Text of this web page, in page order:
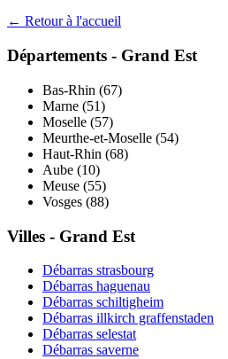
← Retour à l'accueil
Départements - Grand Est
Bas-Rhin (67)
Marne (51)
Moselle (57)
Meurthe-et-Moselle (54)
Haut-Rhin (68)
Aube (10)
Meuse (55)
Vosges (88)
Villes - Grand Est
Débarras strasbourg
Débarras haguenau
Débarras schiltigheim
Débarras illkirch graffenstaden
Débarras selestat
Débarras saverne